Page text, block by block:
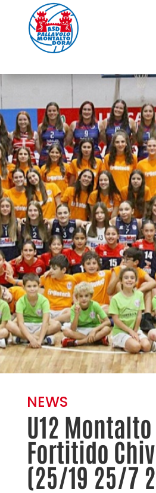
NEWS
U12 Montalto
Fortitido
(25/19 25/7